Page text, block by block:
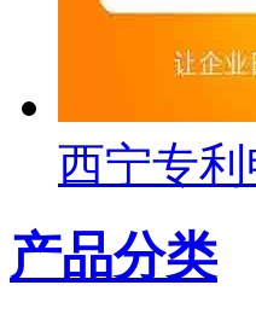
西宁专
产品分类